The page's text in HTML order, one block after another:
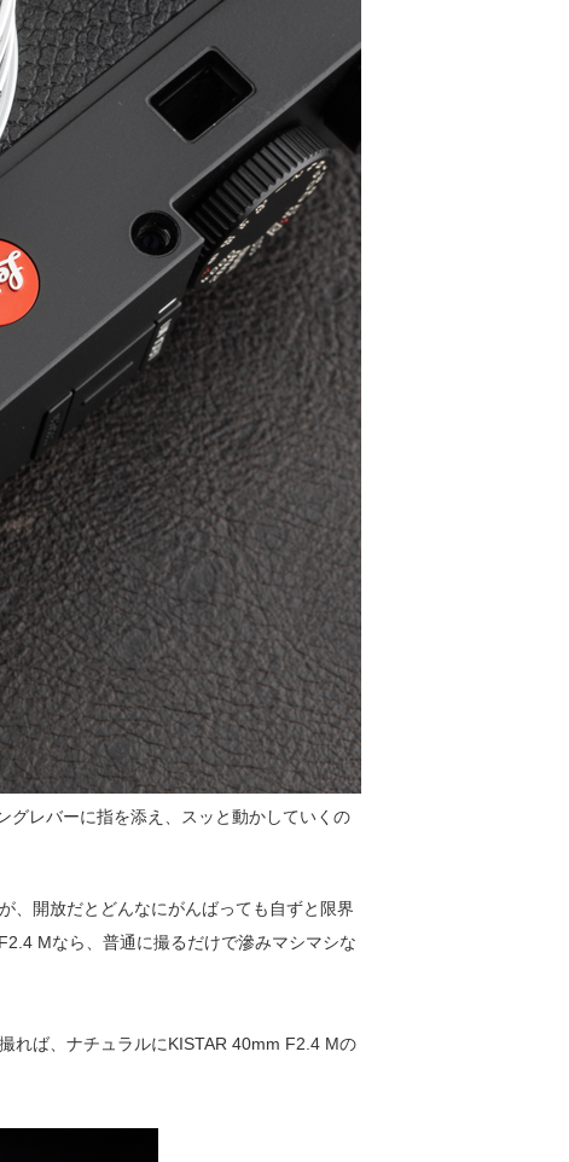
グレバーに指を添え、スッと動かしていくの
、開放だとどんなにがんばっても自ずと限界
Mなら、普通に撮るだけで滲みマシマシな
れば、ナチュラルにKISTAR 40mm F2.4 Mの